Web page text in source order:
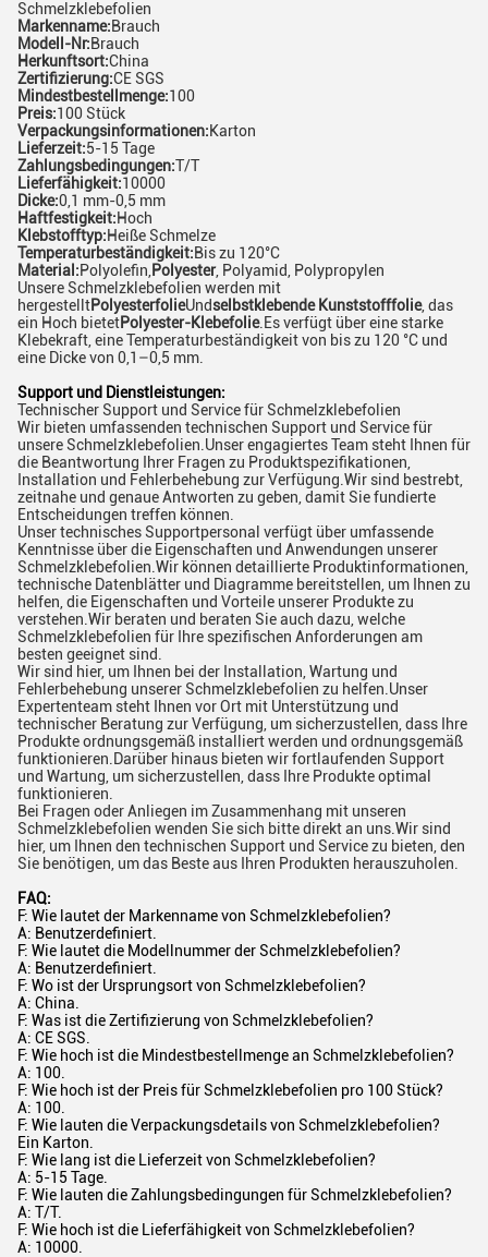
Schmelzklebefolien
Markenname:Brauch
Modell-Nr:Brauch
Herkunftsort:China
Zertifizierung:CE SGS
Mindestbestellmenge:100
Preis:100 Stück
Verpackungsinformationen:Karton
Lieferzeit:5-15 Tage
Zahlungsbedingungen:T/T
Lieferfähigkeit:10000
Dicke:0,1 mm-0,5 mm
Haftfestigkeit:Hoch
Klebstofftyp:Heiße Schmelze
Temperaturbeständigkeit:Bis zu 120°C
Material:Polyolefin, Polyester, Polyamid, Polypropylen
Unsere Schmelzklebefolien werden mit
hergestelltPolyesterfolieUndselbstklebende Kunststofffolie, das
ein Hoch bietetPolyester-Klebefolie.Es verfügt über eine starke
Klebekraft, eine Temperaturbeständigkeit von bis zu 120 °C und
eine Dicke von 0,1–0,5 mm.
Support und Dienstleistungen:
Technischer Support und Service für Schmelzklebefolien
Wir bieten umfassenden technischen Support und Service für
unsere Schmelzklebefolien.Unser engagiertes Team steht Ihnen für
die Beantwortung Ihrer Fragen zu Produktspezifikationen,
Installation und Fehlerbehebung zur Verfügung.Wir sind bestrebt,
zeitnahe und genaue Antworten zu geben, damit Sie fundierte
Entscheidungen treffen können.
Unser technisches Supportpersonal verfügt über umfassende
Kenntnisse über die Eigenschaften und Anwendungen unserer
Schmelzklebefolien.Wir können detaillierte Produktinformationen,
technische Datenblätter und Diagramme bereitstellen, um Ihnen zu
helfen, die Eigenschaften und Vorteile unserer Produkte zu
verstehen.Wir beraten und beraten Sie auch dazu, welche
Schmelzklebefolien für Ihre spezifischen Anforderungen am
besten geeignet sind.
Wir sind hier, um Ihnen bei der Installation, Wartung und
Fehlerbehebung unserer Schmelzklebefolien zu helfen.Unser
Expertenteam steht Ihnen vor Ort mit Unterstützung und
technischer Beratung zur Verfügung, um sicherzustellen, dass Ihre
Produkte ordnungsgemäß installiert werden und ordnungsgemäß
funktionieren.Darüber hinaus bieten wir fortlaufenden Support
und Wartung, um sicherzustellen, dass Ihre Produkte optimal
funktionieren.
Bei Fragen oder Anliegen im Zusammenhang mit unseren
Schmelzklebefolien wenden Sie sich bitte direkt an uns.Wir sind
hier, um Ihnen den technischen Support und Service zu bieten, den
Sie benötigen, um das Beste aus Ihren Produkten herauszuholen.
FAQ:
F: Wie lautet der Markenname von Schmelzklebefolien?
A: Benutzerdefiniert.
F: Wie lautet die Modellnummer der Schmelzklebefolien?
A: Benutzerdefiniert.
F: Wo ist der Ursprungsort von Schmelzklebefolien?
A: China.
F: Was ist die Zertifizierung von Schmelzklebefolien?
A: CE SGS.
F: Wie hoch ist die Mindestbestellmenge an Schmelzklebefolien?
A: 100.
F: Wie hoch ist der Preis für Schmelzklebefolien pro 100 Stück?
A: 100.
F: Wie lauten die Verpackungsdetails von Schmelzklebefolien?
Ein Karton.
F: Wie lang ist die Lieferzeit von Schmelzklebefolien?
A: 5-15 Tage.
F: Wie lauten die Zahlungsbedingungen für Schmelzklebefolien?
A: T/T.
F: Wie hoch ist die Lieferfähigkeit von Schmelzklebefolien?
A: 10000.